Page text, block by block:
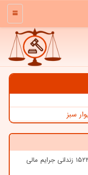
منو
سبز
مشارکت ستاد اجرائی فرمان امام در آزادی ۱۵۲۳ زندانی جرایم مالی